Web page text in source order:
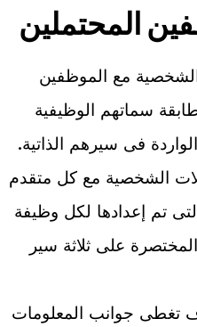
المحتملين
الشخصية مع الموظفين
سماتهم الوظيفية
فى سيرهم الذاتية.
الشخصية مع كل متقدم
تم إعدادها لكل وظيفة
على ثلاثة سير
تغطى جوانب المعلومات